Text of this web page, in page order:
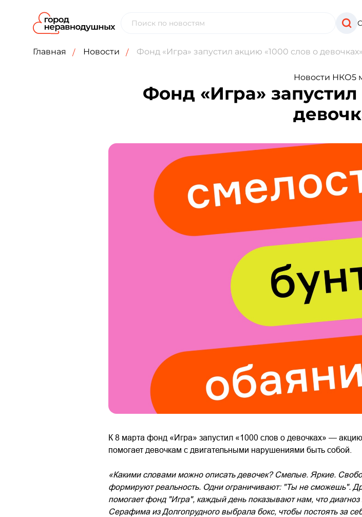
Главная Новости Фонд «Игра» запустил акцию «1000 слов о девочках»
Новости НКО5
Фонд «Игра»
К 8 марта фонд «Игра» запустил «1000 слов о девочках» —
помогает девочкам с двигательными нарушениями быть собой.
«Какими словами можно описать девочек? Смелые. Яркие.
формируют реальность. Одни ограничивают: "Ты не сможешь".
помогает фонд "Игра", каждый день показывают нам, что
Серафима из Долгопрудного выбрала бокс, чтобы постоять за